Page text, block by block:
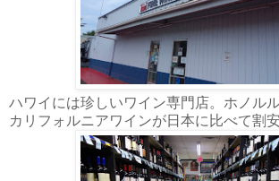
ハワイには珍しいワイン専門店。ホノル
カリフォルニアワインが日本に比べて割安